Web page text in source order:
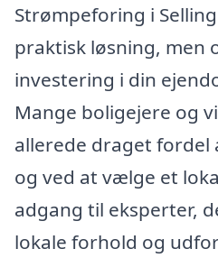
Strømpeforing i
praktisk løsning, men
investering i din
Mange boligejere og
allerede draget fordel
og ved at vælge et
adgang til eksperter,
lokale forhold og